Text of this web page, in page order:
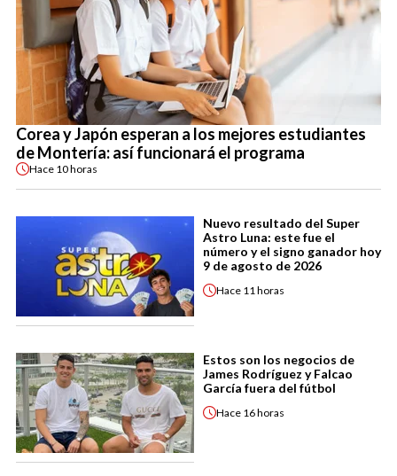
Corea y Japón esperan a los mejores estudiantes
de Montería: así funcionará el programa
Hace 10 horas
Nuevo resultado del Super
Astro Luna: este fue el
número y el signo ganador hoy
9 de agosto de 2026
Hace 11 horas
Estos son los negocios de
James Rodríguez y Falcao
García fuera del fútbol
Hace 16 horas